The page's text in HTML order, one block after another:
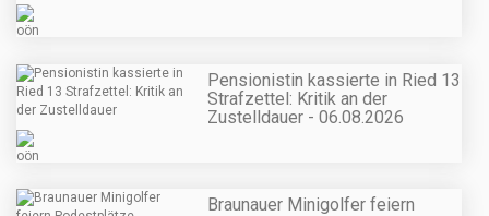
Pensionistin kassierte in Ried 13
Strafzettel: Kritik an der
Zustelldauer - 06.08.2026
Braunauer Minigolfer feiern